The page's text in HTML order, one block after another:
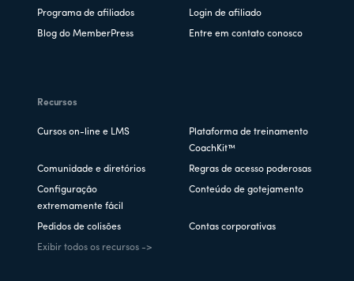
Programa de afiliados Login de afiliado
Blog do MemberPress Entre em contato conosco
Recursos
Cursos on-line e LMS
Plataforma de treinamento
CoachKit™
Comunidade e diretórios Regras de acesso poderosas
Configuração
extremamente fácil
Conteúdo de gotejamento
Pedidos de colisões Contas corporativas
Exibir todos os recursos ->